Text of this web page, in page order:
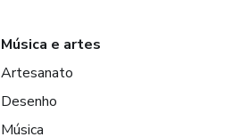
Música e artes
Artesanato
Desenho
Música